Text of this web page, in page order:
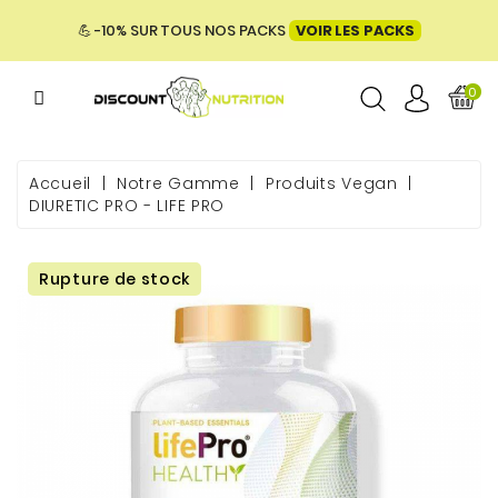
💪 -10% SUR TOUS NOS PACKS VOIR LES PACKS
0
Accueil Notre Gamme
Produits Vegan
DIURETIC PRO - LIFE PRO
Rupture de stock